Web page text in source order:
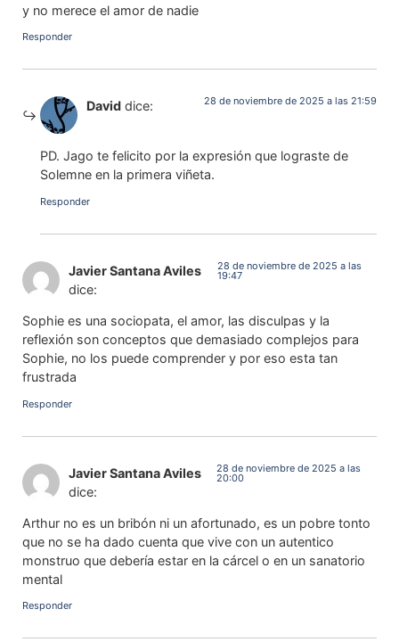
y no merece el amor de nadie
Responder
David dice: 28 de noviembre de 2025 a las 21:59
PD. Jago te felicito por la expresión que lograste de
Solemne en la primera viñeta.
Responder
Javier Santana Aviles
dice:
28 de noviembre de 2025 a las
19:47
Sophie es una sociopata, el amor, las disculpas y la
reflexión son conceptos que demasiado complejos para
Sophie, no los puede comprender y por eso esta tan
frustrada
Responder
Javier Santana Aviles
dice:
28 de noviembre de 2025 a las
20:00
Arthur no es un bribón ni un afortunado, es un pobre tonto
que no se ha dado cuenta que vive con un autentico
monstruo que debería estar en la cárcel o en un sanatorio
mental
Responder